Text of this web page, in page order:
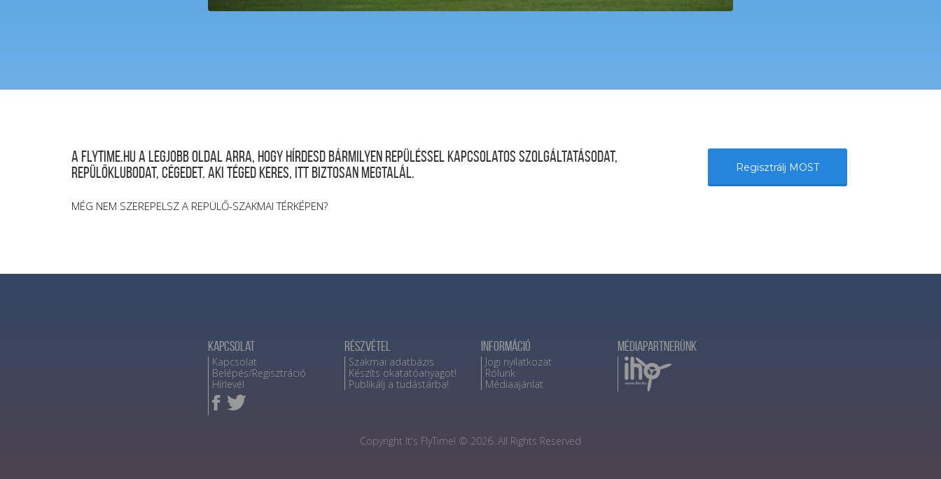
A FLYTIME.HU a legjobb oldal arra, hogy hírdesd bármilyen repüléssel kapcsolatos szolgáltatásodat,
repülőklubodat, cégedet. Aki téged keres, itt biztosan megtalál.
MÉG NEM SZEREPELSZ A REPÜLŐ-SZAKMAI TÉRKÉPEN?
Regisztrálj MOST
Kapcsolat
Kapcsolat
Belépés/Regisztráció
Hírlevél
Részvétel
Szakmai adatbázis
Készíts okatatóanyagot!
Publikálj a tudástárba!
Információ
Jogi nyilatkozat
Rólunk
Médiaajánlat
Médiapartnerünk
Copyright It's FlyTime! © 2026. All Rights Reserved